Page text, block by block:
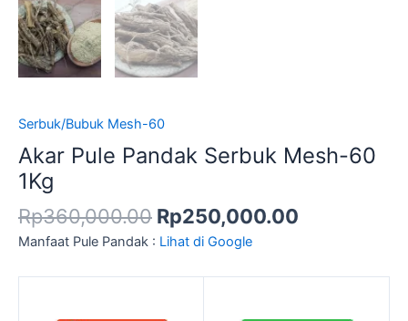
Serbuk/Bubuk Mesh-60
Akar Pule Pandak Serbuk Mesh-60
1Kg
Rp360,000.00 Rp250,000.00
Manfaat Pule Pandak : Lihat di Google